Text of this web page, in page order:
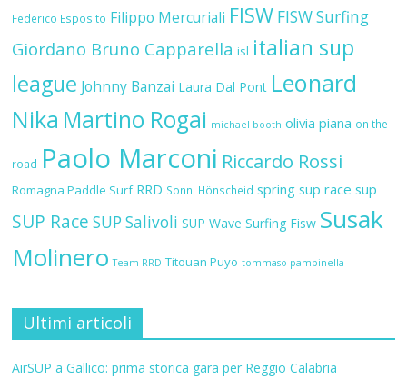
Federico Esposito Filippo Mercuriali FISW FISW Surfing
Giordano Bruno Capparella isl italian sup
league Johnny Banzai Laura Dal Pont Leonard
Nika Martino Rogai michael booth olivia piana on the
road Paolo Marconi Riccardo Rossi
Romagna Paddle Surf RRD Sonni Hönscheid spring sup race sup
SUP Race SUP Salivoli SUP Wave Surfing Fisw Susak
Molinero Team RRD Titouan Puyo tommaso pampinella
Ultimi articoli
AirSUP a Gallico: prima storica gara per Reggio Calabria